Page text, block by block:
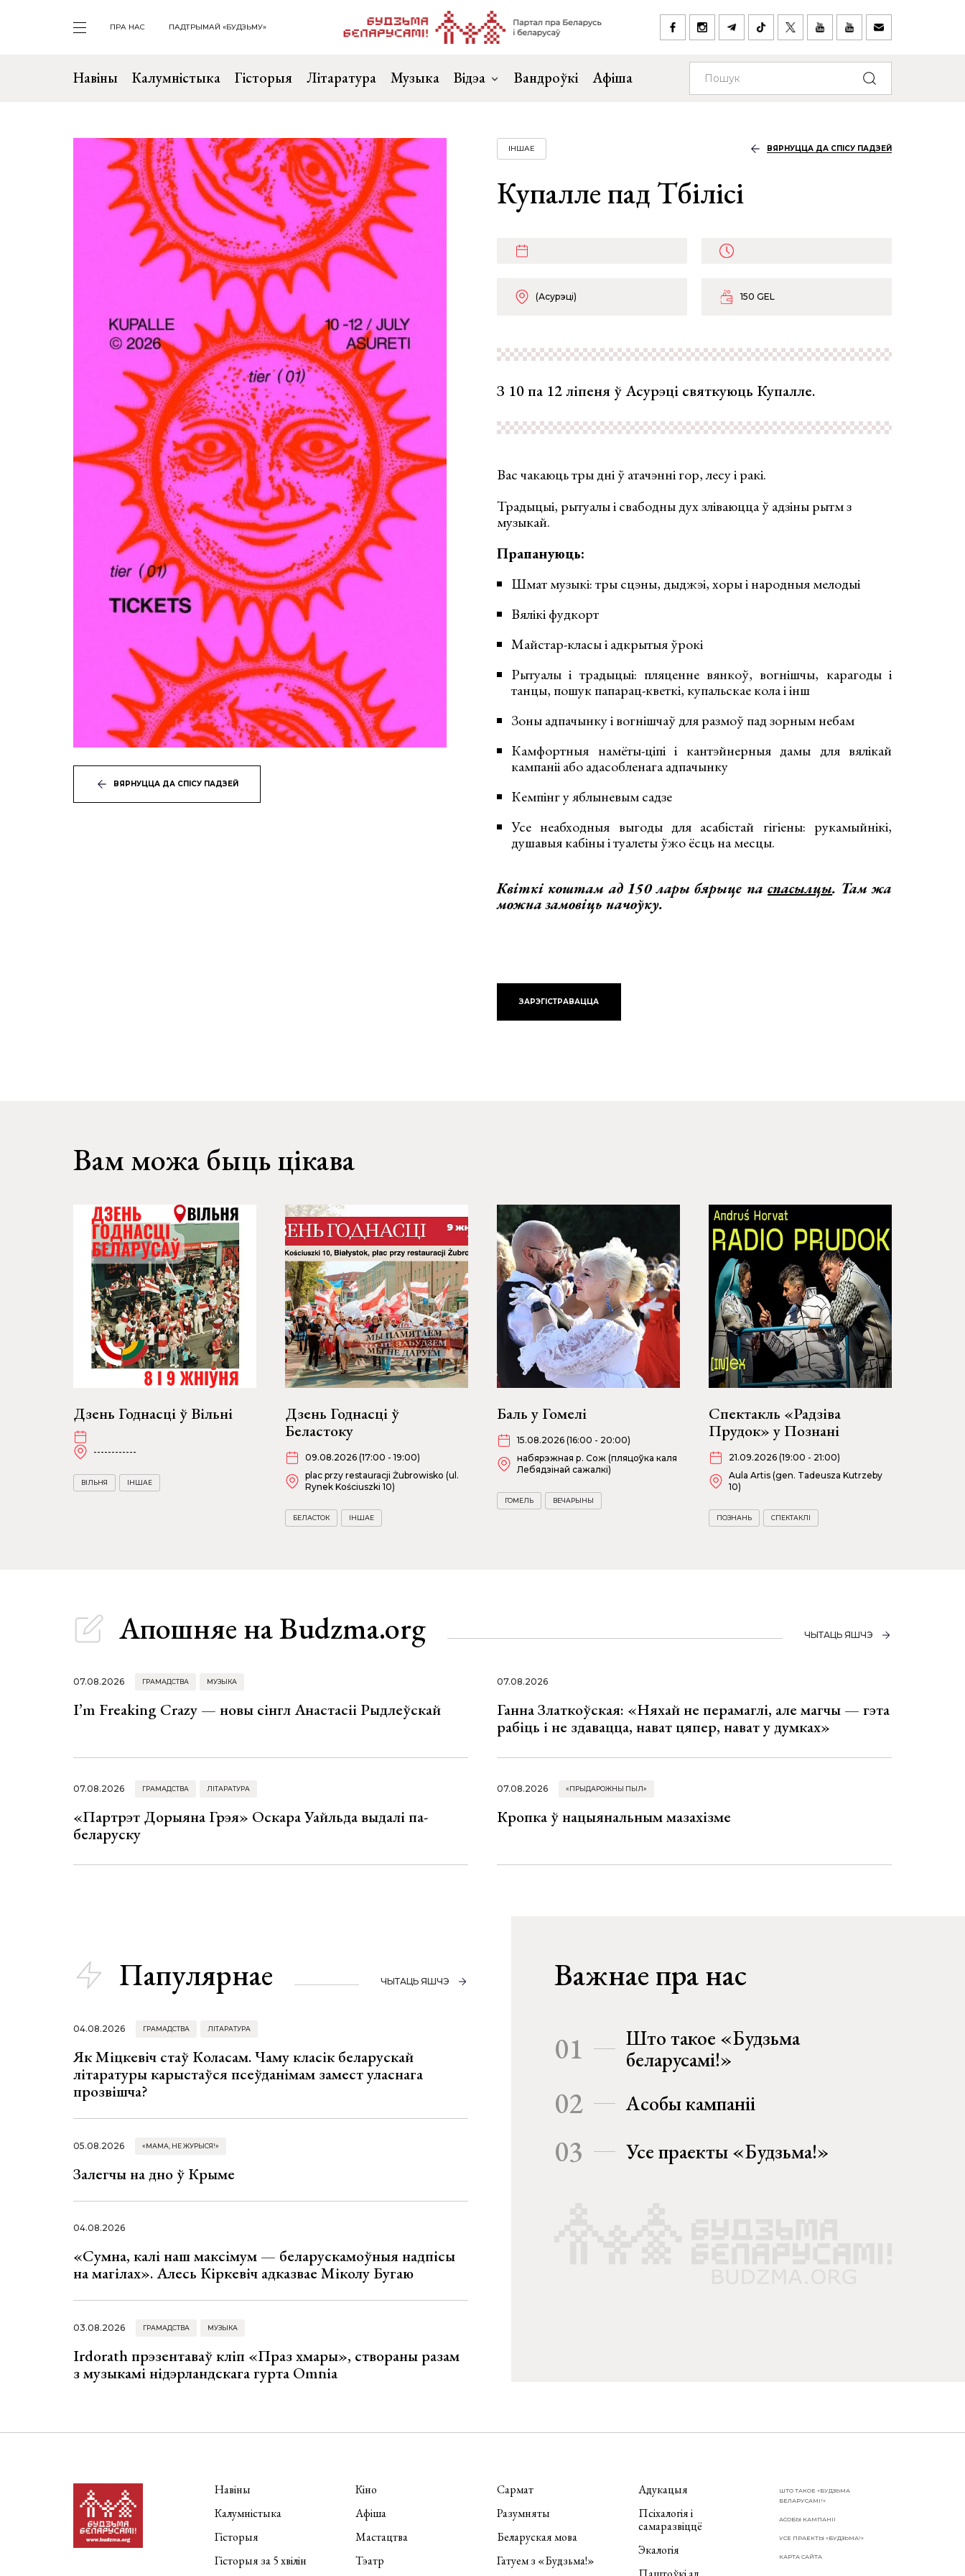
ПРА НАС ПАДТРЫМАЙ «БУДЗЬМУ»
Навіны Калумністыка Гісторыя Літаратура Музыка Відэа Вандроўкі Афіша
ВЯРНУЦЦА ДА СПІСУ ПАДЗЕЙ
ІНШАЕ ВЯРНУЦЦА ДА СПІСУ ПАДЗЕЙ
Купалле пад Тбілісі
(Асурэці) 150 GEL
З 10 па 12 ліпеня ў Асурэці святкуюць Купалле.
Вас чакаюць тры дні ў атачэнні гор, лесу і ракі.
Традыцыі, рытуалы і свабодны дух зліваюцца ў адзіны рытм з
музыкай.
Прапануюць:
Шмат музыкі: тры сцэны, дыджэі, хоры і народныя мелодыі
Вялікі фудкорт
Майстар-класы і адкрытыя ўрокі
Рытуалы і традыцыі: пляценне вянкоў, вогнішчы, карагоды і
танцы, пошук папарац-кветкі, купальскае кола і інш
Зоны адпачынку і вогнішчаў для размоў пад зорным небам
Камфортныя намёты-ціпі і кантэйнерныя дамы для вялікай
кампаніі або адасобленага адпачынку
Кемпінг у яблыневым садзе
Усе неабходныя выгоды для асабістай гігіены: рукамыйнікі,
душавыя кабіны і туалеты ўжо ёсць на месцы.
Квіткі коштам ад 150 лары бярыце паспасылцы. Там жа
можна замовіць начоўку.
ЗАРЭГІСТРАВАЦЦА
Вам можа быць цікава
Дзень Годнасці ў Вільні
------------
ВІЛЬНЯ ІНШАЕ
Дзень Годнасці ў
Беластоку
09.08.2026 (17:00 - 19:00)
plac przy restauracji Żubrowisko (ul.
Rynek Kościuszki 10)
БЕЛАСТОК ІНШАЕ
Баль у Гомелі
15.08.2026 (16:00 - 20:00)
набярэжная р. Сож (пляцоўка каля
Лебядзінай сажалкі)
ГОМЕЛЬ ВЕЧАРЫНЫ
Спектакль «Радзіва
Прудок» у Познані
21.09.2026 (19:00 - 21:00)
Aula Artis (gen. Tadeusza Kutrzeby
10)
ПОЗНАНЬ СПЕКТАКЛІ
Апошняе на Budzma.org ЧЫТАЦЬ ЯШЧЭ
07.08.2026 ГРАМАДСТВА МУЗЫКА
I’m Freaking Crazy — новы сінгл Анастасіі Рыдлеўскай
07.08.2026
Ганна Златкоўская: «Няхай не перамаглі, але магчы — гэта
рабіць і не здавацца, нават цяпер, нават у думках»
07.08.2026 ГРАМАДСТВА ЛІТАРАТУРА
«Партрэт Дорыяна Грэя» Оскара Уайльда выдалі па-
беларуску
07.08.2026 «ПРЫДАРОЖНЫ ПЫЛ»
Кропка ў нацыянальным мазахізме
Папулярнае ЧЫТАЦЬ ЯШЧЭ
04.08.2026 ГРАМАДСТВА ЛІТАРАТУРА
Як Міцкевіч стаў Коласам. Чаму класік беларускай
літаратуры карыстаўся псеўданімам замест уласнага
прозвішча?
05.08.2026 «МАМА, НЕ ЖУРЫСЯ!»
Залегчы на дно ў Крыме
04.08.2026
«Сумна, калі наш максімум — беларускамоўныя надпісы
на магілах». Алесь Кіркевіч адказвае Міколу Бугаю
03.08.2026 ГРАМАДСТВА МУЗЫКА
Irdorath прэзентаваў кліп «Праз хмары», створаны разам
з музыкамі нідэрландскага гурта Omnia
Важнае пра нас
01
Што такое «Будзьма
беларусамі!»
02 Асобы кампаніі
03 Усе праекты «Будзьма!»
Навіны
Калумністыка
Гісторыя
Гісторыя за 5 хвілін
Кіно
Афіша
Мастацтва
Тэатр
Сармат
Разумняты
Беларуская мова
Гатуем з «Будзьма!»
Адукацыя
Псіхалогія і
самаразвіццё
Экалогія
ШТО ТАКОЕ «БУДЗЬМА
БЕЛАРУСАМІ!»
АСОБЫ КАМПАНІІ
УСЕ ПРАЕКТЫ «БУДЗЬМА!»
КАРТА САЙТА